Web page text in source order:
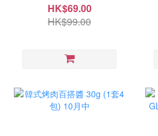
HK$69.00
HK$99.00